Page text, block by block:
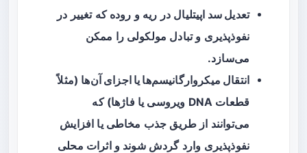
تعدیل سد اپیتلیال در ریه و روده که تغییر در
نفوذپذیری و تبادل مولکولی را ممکن
می‌سازد.
انتقال میکروارگانیسم‌ها یا اجزای آن‌ها (مثلاً
قطعات DNA ویروسی یا فاژها) که
می‌توانند از طریق جذب مخاطی یا افزایش
نفوذپذیری وارد گردش شوند و اثرات محلی